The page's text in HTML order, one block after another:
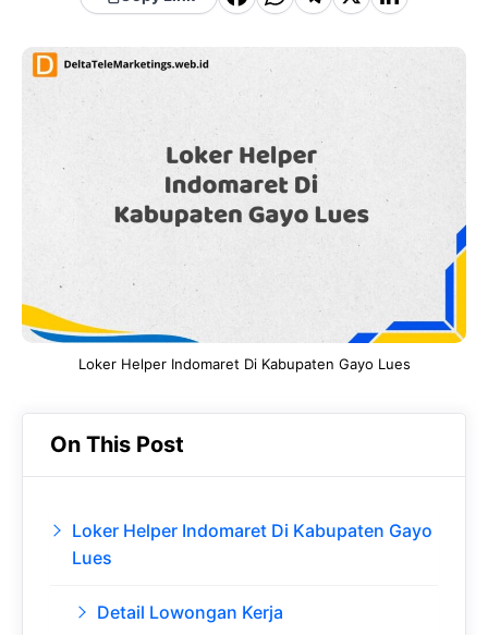
e
b
o
o
a
t
s
A
p
p
g
a
m
k
e
Loker Helper Indomaret Di Kabupaten Gayo Lues
On This Post
Loker Helper Indomaret Di Kabupaten Gayo
Lues
Detail Lowongan Kerja